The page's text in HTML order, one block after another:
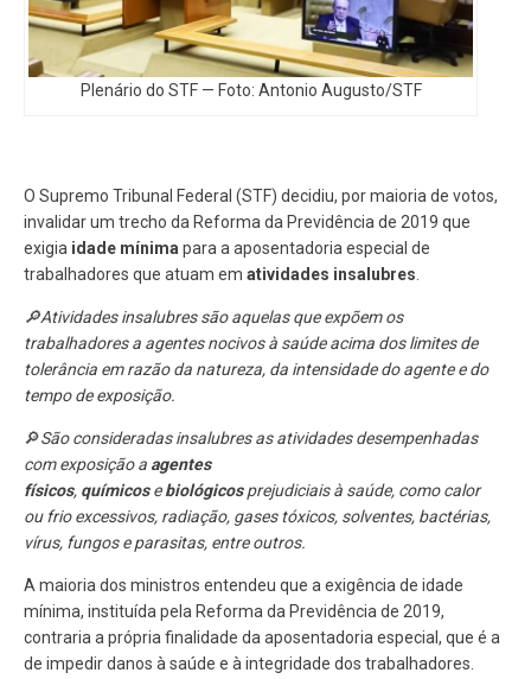
Plenário do STF — Foto: Antonio Augusto/STF
O Supremo Tribunal Federal (STF) decidiu, por maioria de votos,
invalidar um trecho da Reforma da Previdência de 2019 que
exigia idade mínima para a aposentadoria especial de
trabalhadores que atuam em atividades insalubres
🔎Atividades insalubres são aquelas que expõem os
trabalhadores a agentes nocivos à saúde acima dos limites de
tolerância em razão da natureza, da intensidade do agente e do
tempo de exposição.
🔎São consideradas insalubres as atividades desempenhadas
com exposição a agentes
físicos, químicosebiológicosprejudiciais à saúde, como calor
ou frio excessivos, radiação, gases tóxicos, solventes, bactérias,
vírus, fungos e parasitas, entre outros.
A maioria dos ministros entendeu que a exigência de idade
mínima, instituída pela Reforma da Previdência de 2019,
contraria a própria finalidade da aposentadoria especial, que é a
de impedir danos à saúde e à integridade dos trabalhadores.